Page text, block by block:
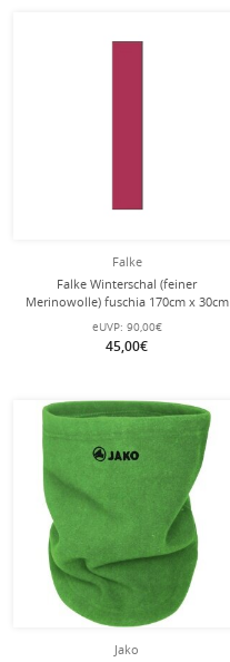
Falke
Falke Winterschal (feiner
Merinowolle) fuschia 170cm x 30cm
- 1 Stück
eUVP: 90,00€
45,00€
Jako